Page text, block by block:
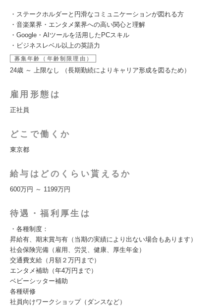
・ステークホルダーと円滑なコミュニケーションが図れる方
・音楽業界・エンタメ業界への高い関心と理解
・Google・AIツールを活用したPCスキル
・ビジネスレベル以上の英語力
募集年齢（年齢制限理由）
24歳 ～ 上限なし （長期勤続によりキャリア形成を図るため）
雇用形態は
正社員
どこで働くか
東京都
給与はどのくらい貰えるか
600万円 ～ 1199万円
待遇・福利厚生は
・各種制度：
昇給有、期末賞与有（当期の実績により出ない場合もあります）
社会保険完備（雇用、労災、健康、厚生年金）
交通費支給（月額２万円まで）
エンタメ補助（年4万円まで）
ベビーシッター補助
各種研修
社員向けワークショップ（ダンスなど）